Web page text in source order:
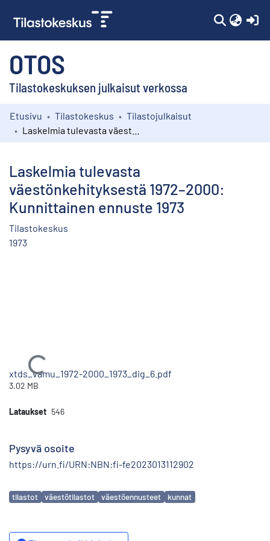
OTOS
Tilastokeskuksen julkaisut verkossa
Kokoelmat
Etusivu Tilastokeskus
Tilastojulkaisut
Laskelmia tulevasta
väestönkehityksestä 1972–2000:
Kunnittainen ennuste 1973
Tilastokeskus
1973
Ladataan...
xtds_vamu_1972-2000_1973_dig_6.pdf
3.02 MB
Lataukset 546
Pysyvä osoite
https://urn.fi/URN:NBN:fi-fe2023013112902
Avainsanat
tilastot väestötilastot väestöennusteet kunnat